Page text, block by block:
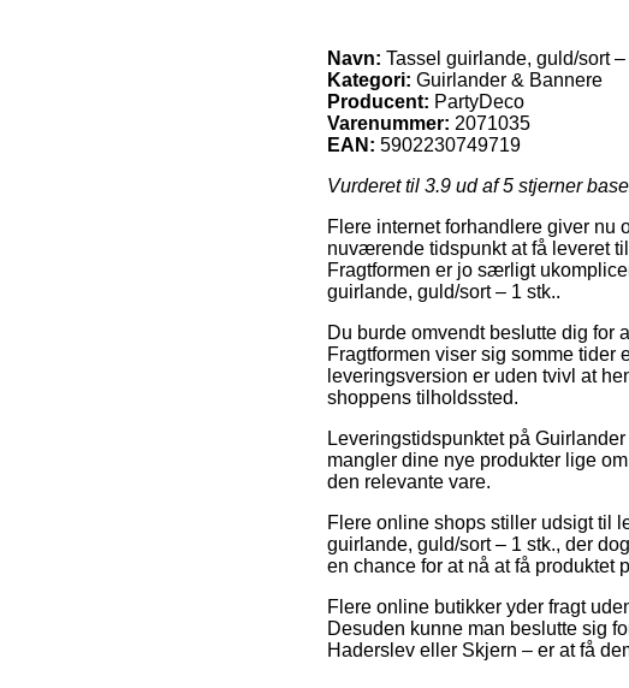
Navn: Tassel guirlande, guld/sort –
Kategori: Guirlander & Bannere
Producent: PartyDeco
Varenummer: 2071035
EAN: 5902230749719
Vurderet til 3.9 ud af 5 stjerner
Flere internet forhandlere giver nu
nuværende tidspunkt at få leveret
Fragtformen er jo særligt
guirlande, guld/sort – 1 stk..
Du burde omvendt beslutte dig for
Fragtformen viser sig somme tider
leveringsversion er uden tvivl at
shoppens tilholdssted.
Leveringstidspunktet på
mangler dine nye produkter lige
den relevante vare.
Flere online shops stiller udsigt til
guirlande, guld/sort – 1 stk., der
en chance for at nå at få produktet
Flere online butikker yder fragt
Desuden kunne man beslutte sig
Haderslev eller Skjern – er at få